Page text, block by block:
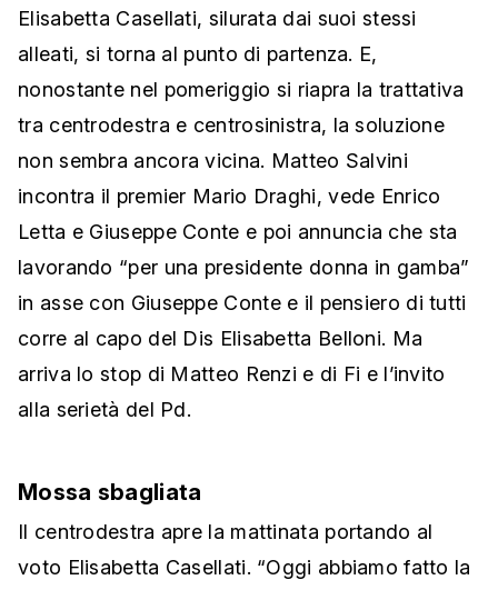
Elisabetta Casellati, silurata dai suoi stessi
alleati, si torna al punto di partenza. E,
nonostante nel pomeriggio si riapra la trattativa
tra centrodestra e centrosinistra, la soluzione
non sembra ancora vicina. Matteo Salvini
incontra il premier Mario Draghi, vede Enrico
Letta e Giuseppe Conte e poi annuncia che sta
lavorando “per una presidente donna in gamba”
in asse con Giuseppe Conte e il pensiero di tutti
corre al capo del Dis Elisabetta Belloni. Ma
arriva lo stop di Matteo Renzi e di Fi e l’invito
alla serietà del Pd.
Mossa sbagliata
Il centrodestra apre la mattinata portando al
voto Elisabetta Casellati. “Oggi abbiamo fatto la